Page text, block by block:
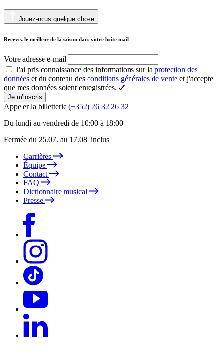
Jouez-nous quelque chose
Recevez le meilleur de la saison dans votre boîte mail
Votre adresse e-mail
J'ai pris connaissance des informations sur la protection des
données et du contenu des conditions générales de vente et j'accepte
que mes données soient enregistrées.
Je m’inscris
Appeler la billetterie (+352) 26 32 26 32
Du lundi au vendredi de 10:00 à 18:00
Fermée du 25.07. au 17.08. inclus
Carrières
Équipe
Contact
FAQ
Dictionnaire musical
Presse